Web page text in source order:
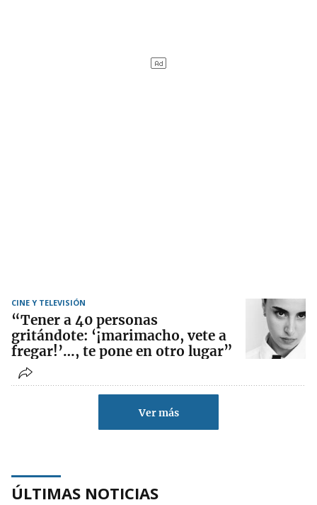
CINE Y TELEVISIÓN
“Tener a 40 personas
gritándote: ‘¡marimacho, vete a
fregar!’…, te pone en otro lugar”
Ver más
ÚLTIMAS NOTICIAS